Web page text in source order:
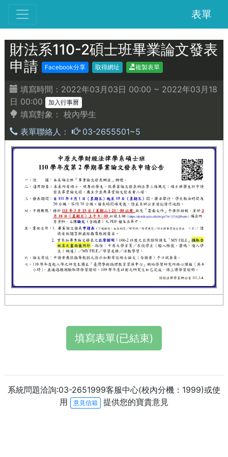
表單
財法系110-2碩士班畢業論文發表
申請
Facebook分享 取得網址 複製表單
填寫時間：2022年03月03日 00:00 ~ 2022年03月18
日 00:00
加入行事曆
填寫對象： 校內學生
表單聯絡人：
03-2655501~5
填寫表單(已結束)
系統問題洽詢:03-2651999客服中心(校內分機：1999)或使
用
意見信箱 提供您的寶貴意見